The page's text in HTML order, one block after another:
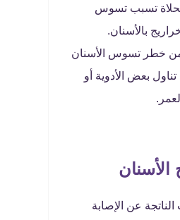
تسبب تسوس
بالأسنان.
خطر تسوس الأسنان
بعض الأدوية أو
عن الإصابة